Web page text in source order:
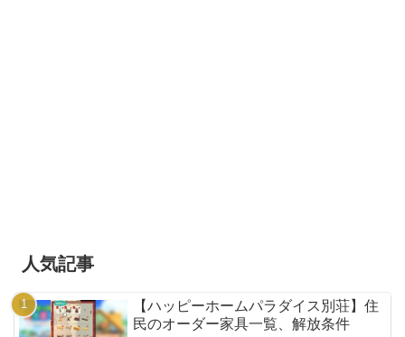
人気記事
【ハッピーホームパラダイス別荘】住
民のオーダー家具一覧、解放条件